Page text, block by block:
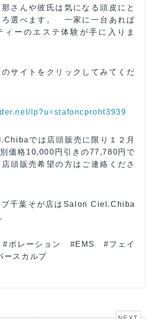
さんや彼氏は気になる頭皮にと
ろ選べます。 一家に一台あれば
ィーのエステ体験が手に入りま
サイトをクリックしてみてくだ
lp?u=stafoncproht3939
では店頭販売に限り１２月
価格10,000円引きの77,780円で
頭販売希望の方はご連絡くださ
プ千葉そが店はSalon Ciel.Chiba
レーション #EMS #フェイ
スカルプ